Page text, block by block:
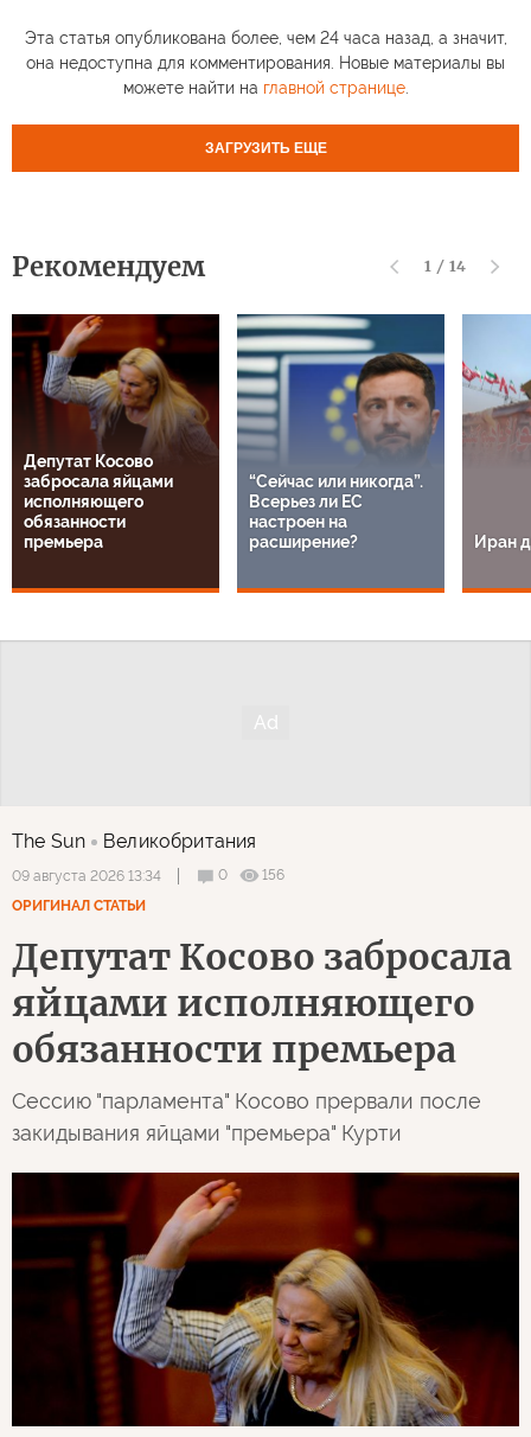
Эта статья опубликована более, чем 24 часа назад, а значит,
она недоступна для комментирования. Новые материалы вы
можете найти на главной странице.
ЗАГРУЗИТЬ ЕЩЕ
Рекомендуем 1 / 14
Депутат Косово
забросала яйцами
исполняющего
обязанности
премьера
“Сейчас или никогда”.
Всерьез ли ЕС
настроен на
расширение?
Иран
The Sun Великобритания
09 августа 2026 13:34 0
156
ОРИГИНАЛ СТАТЬИ
Депутат Косово забросала
яйцами исполняющего
обязанности премьера
Сессию "парламента" Косово прервали после
закидывания яйцами "премьера" Курти